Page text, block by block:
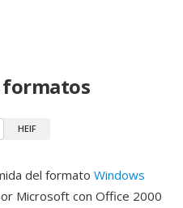
formatos
HEIF
del formato Windows
Microsoft con Office 2000